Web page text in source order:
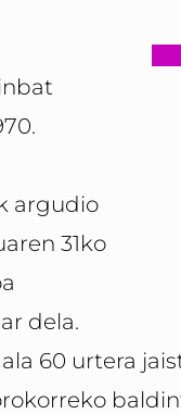
argudio
31ko
dela.
60 urtera